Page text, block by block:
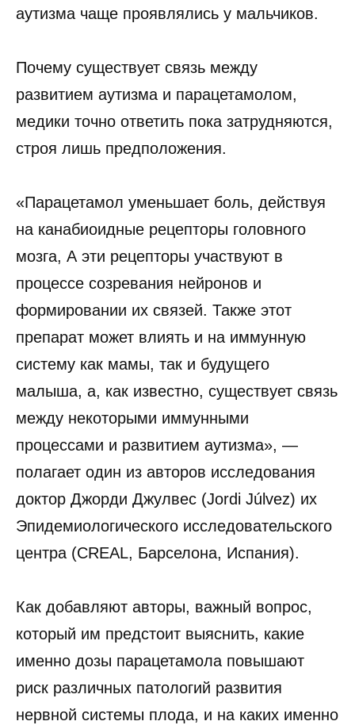
аутизма чаще проявлялись у мальчиков.
Почему существует связь между
развитием аутизма и парацетамолом,
медики точно ответить пока затрудняются,
строя лишь предположения.
«Парацетамол уменьшает боль, действуя
на канабиоидные рецепторы головного
мозга, А эти рецепторы участвуют в
процессе созревания нейронов и
формировании их связей. Также этот
препарат может влиять и на иммунную
систему как мамы, так и будущего
малыша, а, как известно, существует связь
между некоторыми иммунными
процессами и развитием аутизма», —
полагает один из авторов исследования
доктор Джорди Джулвес (Jordi Júlvez) их
Эпидемиологического исследовательского
центра (CREAL, Барселона, Испания).
Как добавляют авторы, важный вопрос,
который им предстоит выяснить, какие
именно дозы парацетамола повышают
риск различных патологий развития
нервной системы плода, и на каких именно